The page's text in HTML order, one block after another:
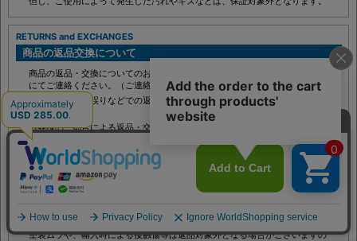
但し、ご使用によって発生した汚れやキズなどは、保証対象外となります。
RETURNS and EXCHANGES
商品の返品交換について
商品の返品・交換についてのお申し出は、商品到着後８日以内に必ずお電話
にてご連絡ください。（ご連絡なき返品・交換はご遠慮ください。）
不良品や配送の誤りなどでの返品・交換の場合、配送料金は弊社が負担いた
します。
お客様のご都合による返品・交換の場合は、諸費用のご負担をお願いいたし
ます。
一度ご利用になられた商品や開封後の商品の返品・交換はご容赦ください。
既に商品代金をお支払いいただいている場合は、商品の返品確認をさせてい
ただいた後、返金させていただきます。お振込みまでに約２週間程度かかり
交換希望の場合、商品によっては交換品の手配にお時間を頂く場合もござい